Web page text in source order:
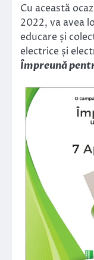
Cu această
2022, va avea
educare și
electrice și
Împreună